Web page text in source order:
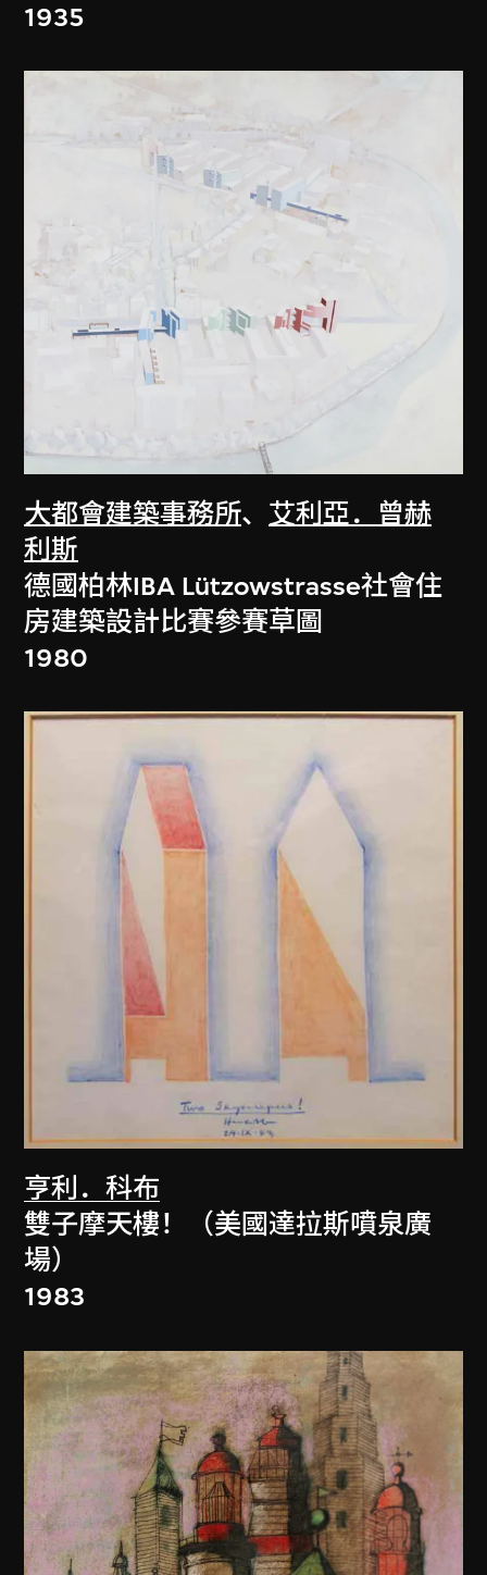
1935
大都會建築事務所、 艾利亞．曾赫
利斯
德國柏林IBA Lützowstrasse社會住
房建築設計比賽參賽草圖
1980
亨利．科布
雙子摩天樓！（美國達拉斯噴泉廣
場）
1983